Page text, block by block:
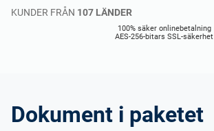
KUNDER FRÅN 107 LÄNDER
100% säker onlinebetalning
AES-256-bitars SSL-säkerhet
Dokument i paketet